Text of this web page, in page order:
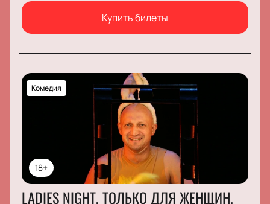
Купить билеты
18+
Комедия
LADIES NIGHT. ТОЛЬКО ДЛЯ ЖЕНЩИН.